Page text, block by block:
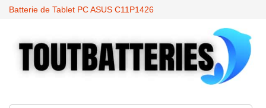
Batterie de Tablet PC ASUS C11P1426